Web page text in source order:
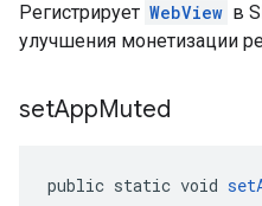
Регистрирует WebView в
улучшения монетизации
setAppMuted
public static void